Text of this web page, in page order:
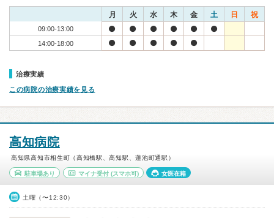
月 火 水 木 金 土 日 祝
09:00-13:00
14:00-18:00
治療実績
この病院の治療実績を見る
高知病院
高知県高知市相生町（高知橋駅、高知駅、蓮池町通駅）
駐車場あり マイナ受付(スマホ可) 女医在籍
土曜（〜12:30）